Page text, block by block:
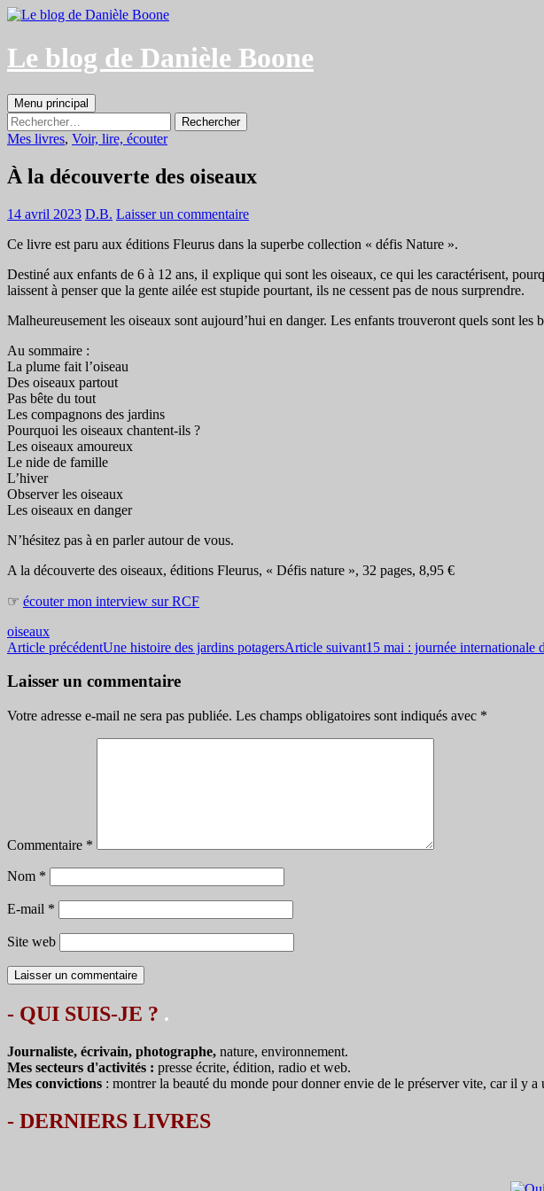
Aller
contenu
Le blog de Danièle Boone
Recherche
Menu principal
Rechercher :
Mes livres, Voir, lire, écouter
À la découverte des oiseaux
14 avril 2023 D.B. Laisser un commentaire
Ce livre est paru aux éditions Fleurus dans la superbe collection « défis Nature ».
Destiné aux enfants de 6 à 12 ans, il explique qui sont les oiseaux, ce qui les caractérisent,
laissent à penser que la gente ailée est stupide pourtant, ils ne cessent pas de nous surprendre.
Malheureusement les oiseaux sont aujourd’hui en danger. Les enfants trouveront quels sont
Au sommaire :
La plume fait l’oiseau
Des oiseaux partout
Pas bête du tout
Les compagnons des jardins
Pourquoi les oiseaux chantent-ils ?
Les oiseaux amoureux
Le nide de famille
L’hiver
Observer les oiseaux
Les oiseaux en danger
N’hésitez pas à en parler autour de vous.
A la découverte des oiseaux, éditions Fleurus, « Défis nature », 32 pages, 8,95 €
☞ écouter mon interview sur RCF
oiseaux
Navigation
des
Article précédentUne histoire des jardins potagersArticle suivant15 mai : journée internationale
Laisser un commentaire
Votre adresse e-mail ne sera pas publiée. Les champs obligatoires sont indiqués avec *
Commentaire *
Nom *
E-mail *
Site web
- QUI SUIS-JE ? .
Journaliste, écrivain, photographe, nature, environnement.
Mes secteurs d'activités : presse écrite, édition, radio et web.
Mes convictions : montrer la beauté du monde pour donner envie de le préserver vite, car il y a
- DERNIERS LIVRES